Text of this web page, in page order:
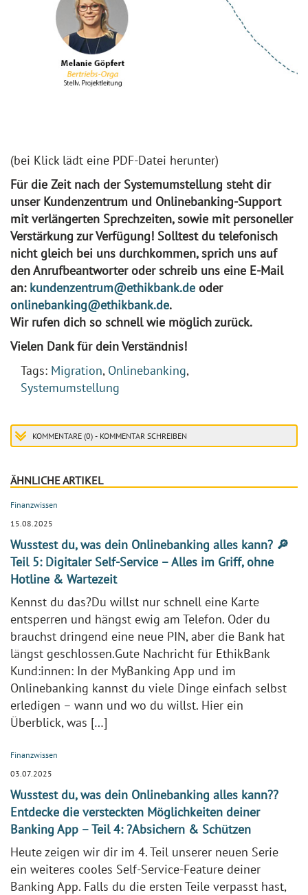
(bei Klick lädt eine PDF-Datei herunter)
Für die Zeit nach der Systemumstellung steht dir
unser Kundenzentrum und Onlinebanking-Support
mit verlängerten Sprechzeiten, sowie mit personeller
Verstärkung zur Verfügung! Solltest du telefonisch
nicht gleich bei uns durchkommen, sprich uns auf
den Anrufbeantworter oder schreib uns eine E-Mail
an: kundenzentrum@ethikbank.de oder
onlinebanking@ethikbank.de.
Wir rufen dich so schnell wie möglich zurück.
Vielen Dank für dein Verständnis!
Tags: Migration, Onlinebanking,
Systemumstellung
KOMMENTARE (0) - KOMMENTAR SCHREIBEN
ÄHNLICHE ARTIKEL
Finanzwissen
15.08.2025
Wusstest du, was dein Onlinebanking alles kann? 🔎
Teil 5: Digitaler Self-Service – Alles im Griff, ohne
Hotline & Wartezeit
Kennst du das?Du willst nur schnell eine Karte
entsperren und hängst ewig am Telefon. Oder du
brauchst dringend eine neue PIN, aber die Bank hat
längst geschlossen.Gute Nachricht für EthikBank
Kund:innen: In der MyBanking App und im
Onlinebanking kannst du viele Dinge einfach selbst
erledigen – wann und wo du willst. Hier ein
Überblick, was […]
Finanzwissen
03.07.2025
Wusstest du, was dein Onlinebanking alles kann??
Entdecke die versteckten Möglichkeiten deiner
Banking App – Teil 4: ?️Absichern & Schützen
Heute zeigen wir dir im 4. Teil unserer neuen Serie
ein weiteres cooles Self-Service-Feature deiner
Banking App. Falls du die ersten Teile verpasst hast,